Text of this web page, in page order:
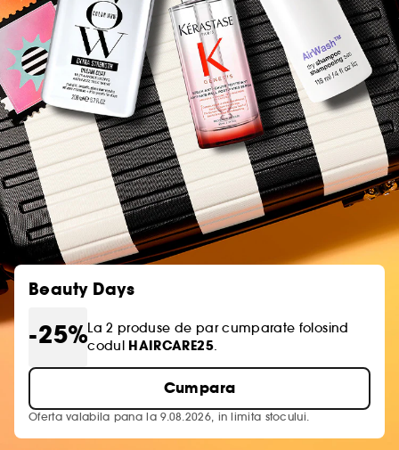
Beauty Days
-25%La 2 produse de par cumparate folosind
codul HAIRCARE25.
Cumpara
Oferta valabila pana la 9.08.2026, in limita stocului.